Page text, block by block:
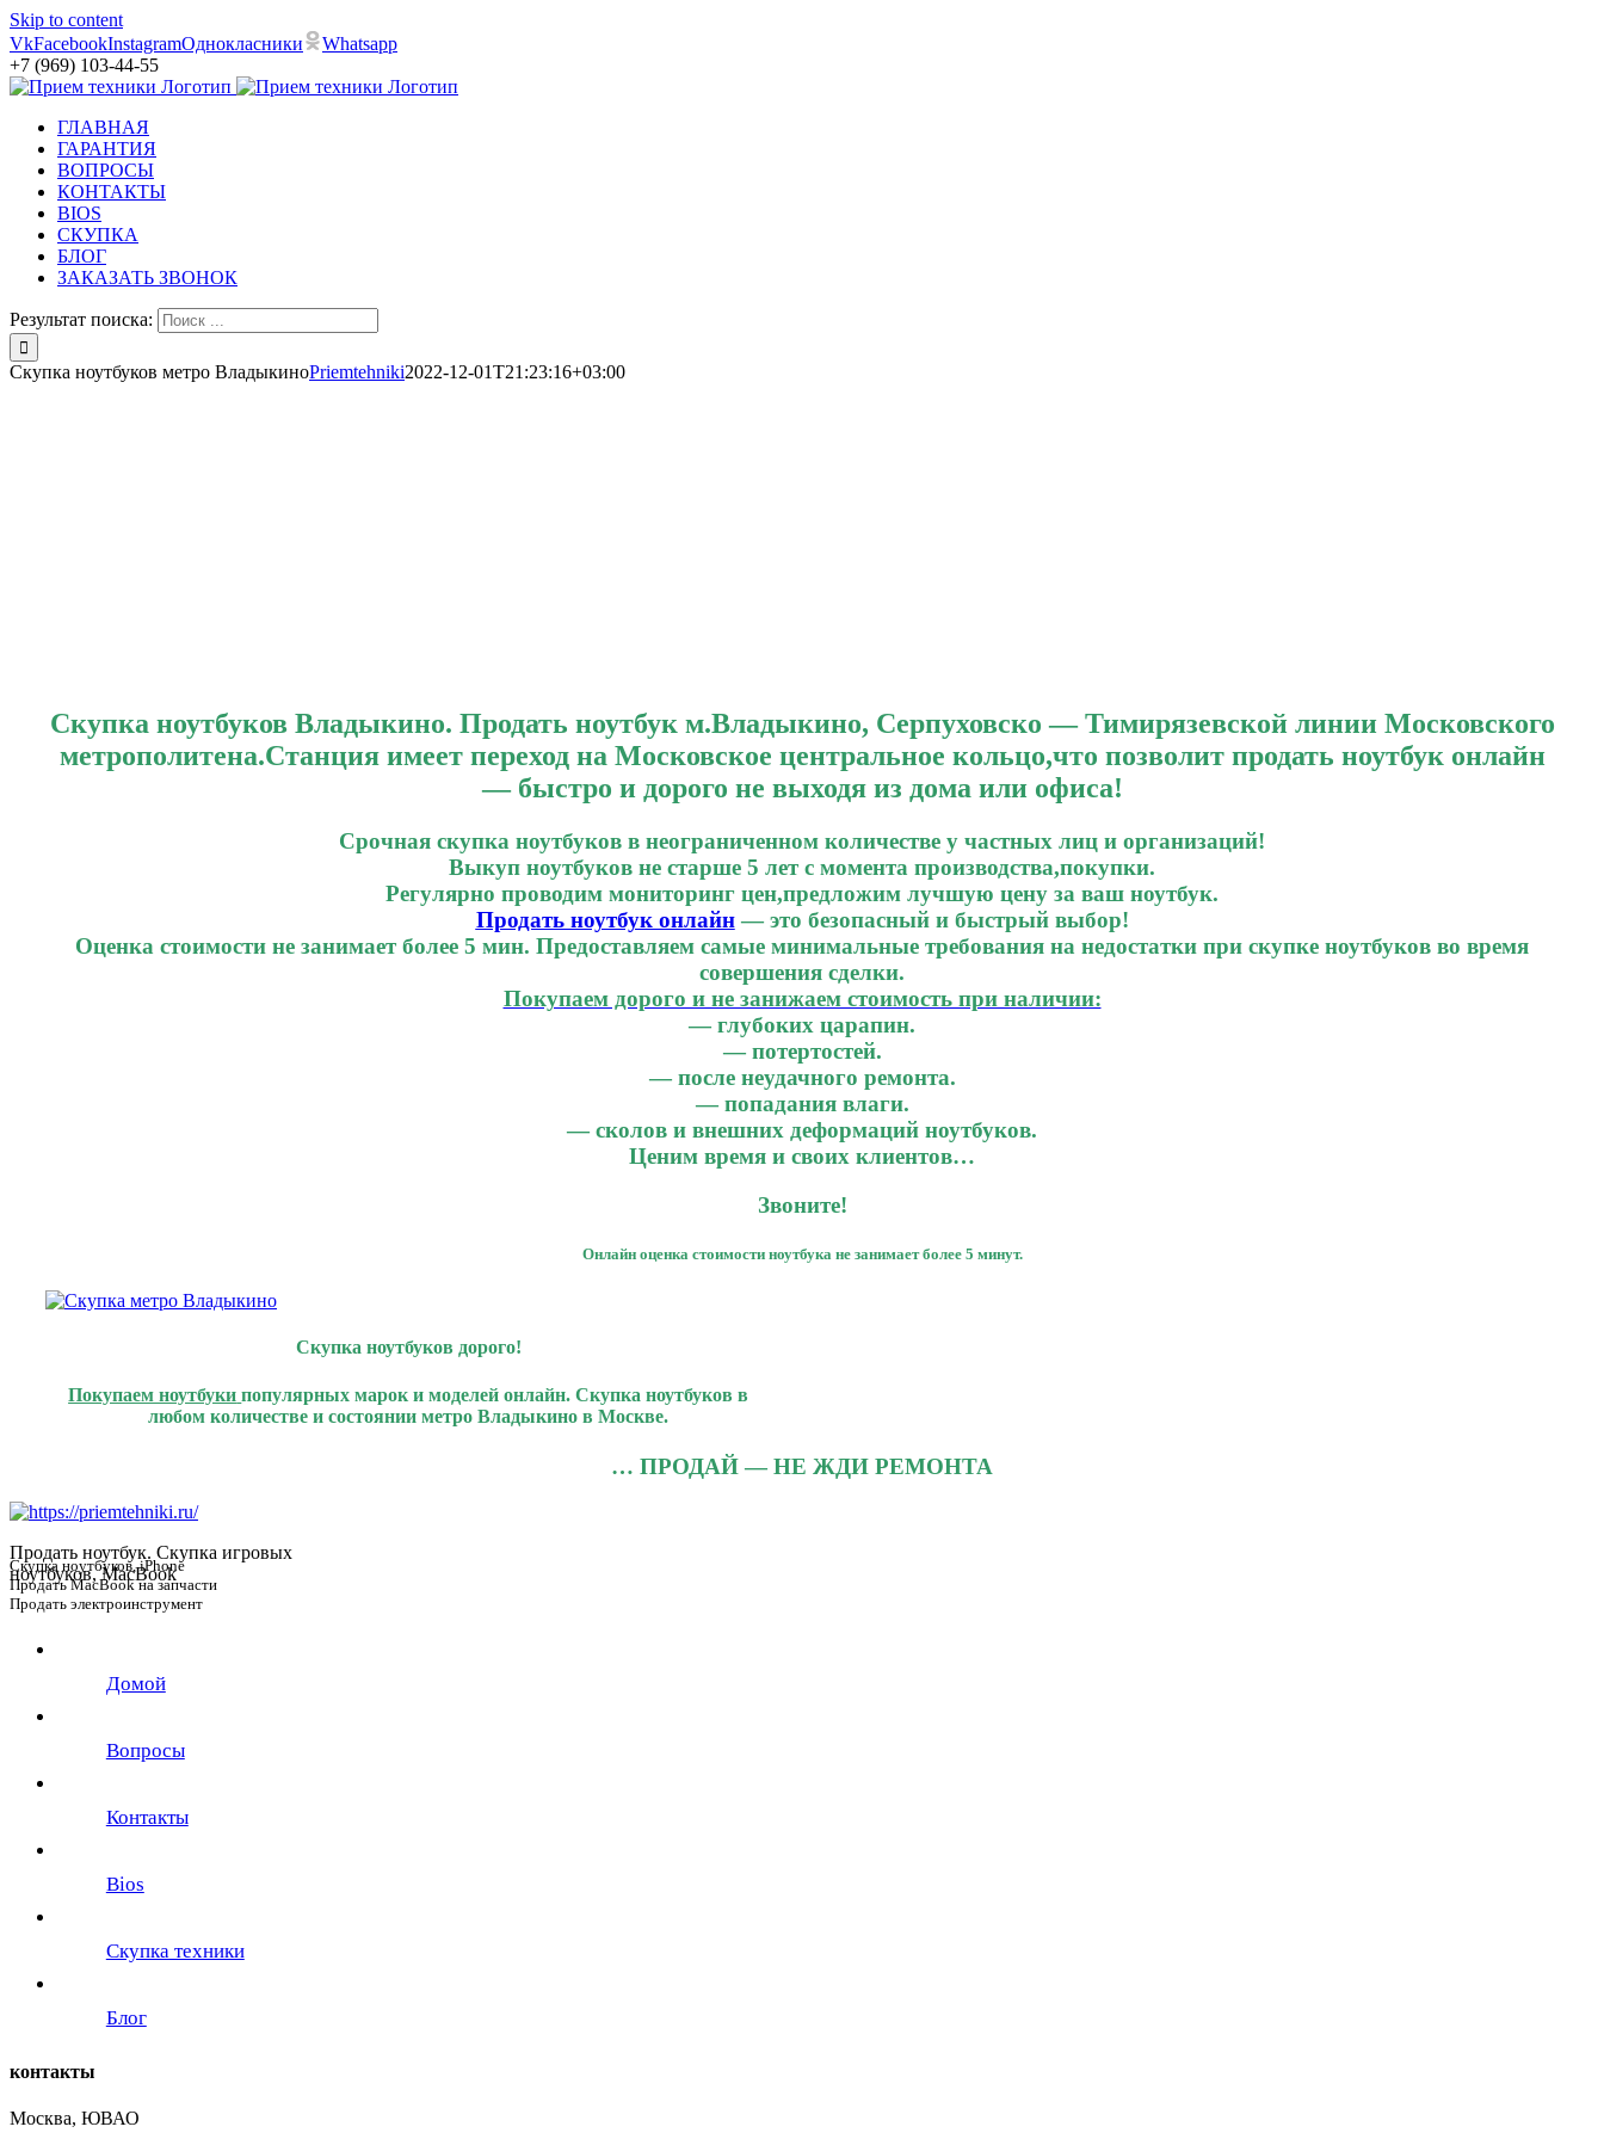
Skip to content
VkFacebookInstagramОднокласники
Whatsapp
+7 (969) 103-44-55
ГЛАВНАЯ
ГАРАНТИЯ
ВОПРОСЫ
КОНТАКТЫ
BIOS
СКУПКА
БЛОГ
ЗАКАЗАТЬ ЗВОНОК
Результат поиска:
Скупка ноутбуков метро ВладыкиноPriemtehniki2022-12-01T21:23:16+03:00
Скупка ноутбуков Владыкино. Продать ноутбук м.Владыкино, Серпуховско — Тимирязевской линии Московского
метрополитена.Станция имеет переход на Московское центральное кольцо,что позволит продать ноутбук онлайн
— быстро и дорого не выходя из дома или офиса!
Срочная скупка ноутбуков в неограниченном количестве у частных лиц и организаций!
Выкуп ноутбуков не старше 5 лет с момента производства,покупки.
Регулярно проводим мониторинг цен,предложим лучшую цену за ваш ноутбук.
Продать ноутбук онлайн— это безопасный и быстрый выбор!
Оценка стоимости не занимает более 5 мин. Предоставляем самые минимальные требования на недостатки при скупке ноутбуков во время
совершения сделки.
Покупаем дорого и не занижаем стоимость при наличии:
— глубоких царапин.
— потертостей.
— после неудачного ремонта.
— попадания влаги.
— сколов и внешних деформаций ноутбуков.
Ценим время и своих клиентов…
Звоните!
Онлайн оценка стоимости ноутбука не занимает более 5 минут.
Скупка ноутбуков дорого!
Покупаем ноутбуки популярных марок и моделей онлайн. Скупка ноутбуков в
любом количестве и состоянии метро Владыкино в Москве.
… ПРОДАЙ — НЕ ЖДИ РЕМОНТА
Продать ноутбук. Скупка игровых
ноутбуков, MacBook
Скупка ноутбуков, iPhone
Продать MacBook на запчасти
Продать электроинструмент
Домой
Вопросы
Контакты
Bios
Скупка техники
Блог
контакты
Москва, ЮВАО